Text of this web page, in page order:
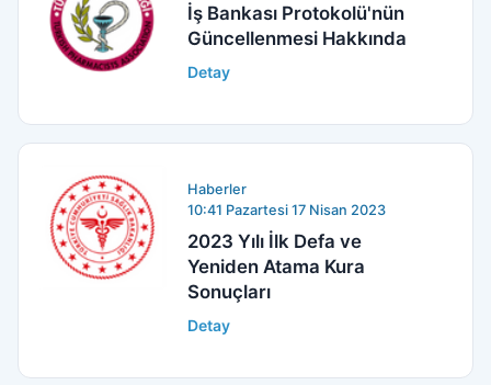
İş Bankası Protokolü'nün
Güncellenmesi Hakkında
Detay
Haberler
10:41 Pazartesi 17 Nisan 2023
2023 Yılı İlk Defa ve
Yeniden Atama Kura
Sonuçları
Detay